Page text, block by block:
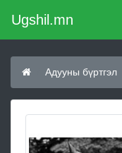
Ugshil.mn
Адууны бүртгэл